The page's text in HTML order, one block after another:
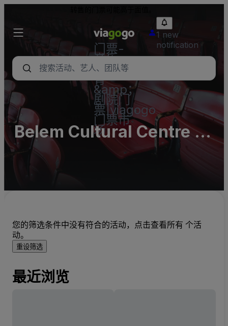
门票-
音乐
会，体
育
&amp；
剧院门
票|viagogo
门票市
场
1 new
notification
Belem Cultural Centre -
Large Auditorium
您的筛选条件中没有符合的活动，点击查看所有 个活
动。
重设筛选
最近浏览